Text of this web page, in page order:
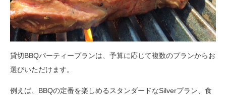
貸切BBQパーティープランは、予算に応じて複数のプランからお
選びいただけます。
例えば、BBQの定番を楽しめるスタンダードなSilverプラン、食